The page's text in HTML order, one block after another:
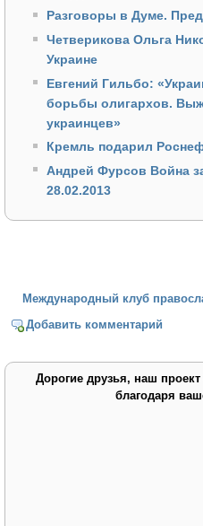
Разговоры в Думе.
Четверикова Ольга
Украине
Евгений Гильбо:
борьбы олигархов.
украинцев»
Кремль подарил
Андрей Фурсов Война
28.02.2013
Международный клуб
Добавить комментарий
Дорогие друзья, наш
благодаря